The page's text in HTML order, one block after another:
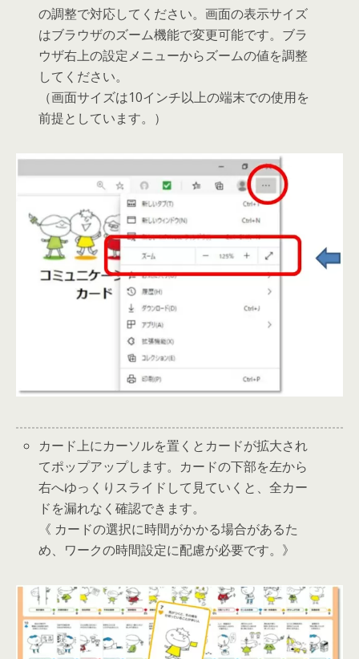
の調整で対応してください。画面の表示サイズ
はブラウザのズーム機能で変更可能です。ブラ
ウザ右上の設定メニューからズームの値を調整
してください。
（画面サイズは10インチ以上の端末での使用を
前提としています。）
カード上にカーソルを置くとカードが拡大され
てポップアップします。カードの下部を左から
右へゆっくりスライドして見ていくと、全カー
ドを漏れなく確認できます。
《 カードの選択に時間がかかる場合があるた
め、ワークの時間設定に配慮が必要です。》